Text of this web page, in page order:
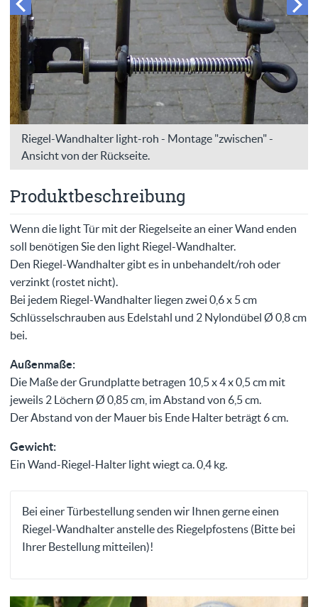
Riegel-Wandhalter light-roh - Montage "zwischen" -
Ansicht von der Rückseite.
Produktbeschreibung
Wenn die light Tür mit der Riegelseite an einer Wand enden
soll benötigen Sie den light Riegel-Wandhalter.
Den Riegel-Wandhalter gibt es in unbehandelt/roh oder
verzinkt (rostet nicht).
Bei jedem Riegel-Wandhalter liegen zwei 0,6 x 5 cm
Schlüsselschrauben aus Edelstahl und 2 Nylondübel Ø 0,8 cm
bei.
Außenmaße:
Die Maße der Grundplatte betragen 10,5 x 4 x 0,5 cm mit
jeweils 2 Löchern Ø 0,85 cm, im Abstand von 6,5 cm.
Der Abstand von der Mauer bis Ende Halter beträgt 6 cm.
Gewicht:
Ein Wand-Riegel-Halter light wiegt ca. 0,4 kg.
Bei einer Türbestellung senden wir Ihnen gerne einen
Riegel-Wandhalter anstelle des Riegelpfostens (Bitte bei
Ihrer Bestellung mitteilen)!